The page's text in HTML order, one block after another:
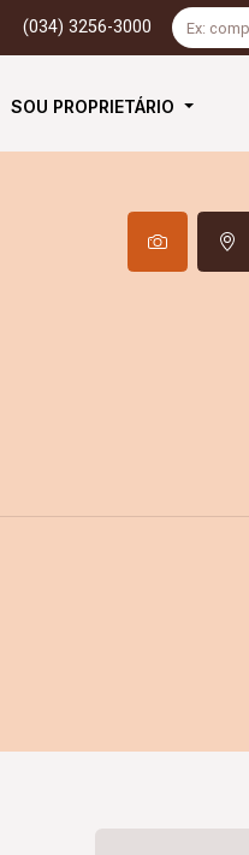
(034) 3256-3000
SOU PROPRIETÁRIO